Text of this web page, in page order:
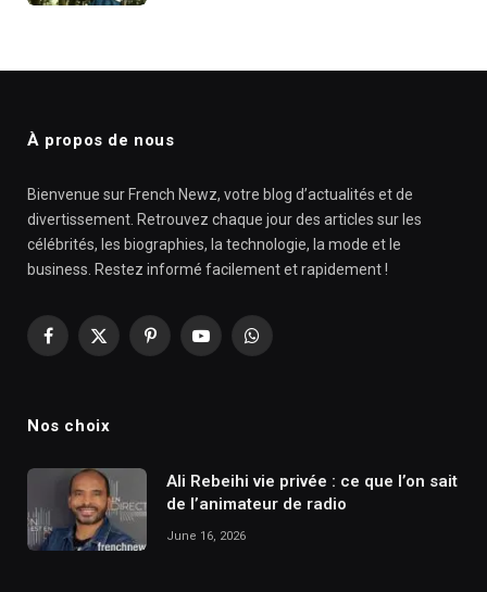
À propos de nous
Bienvenue sur French Newz, votre blog d’actualités et de
divertissement. Retrouvez chaque jour des articles sur les
célébrités, les biographies, la technologie, la mode et le
business. Restez informé facilement et rapidement !
Facebook
X
PinterestYouTubeWhatsApp
Nos choix
Ali Rebeihi vie privée : ce que l’on sait
de l’animateur de radio
June 16, 2026